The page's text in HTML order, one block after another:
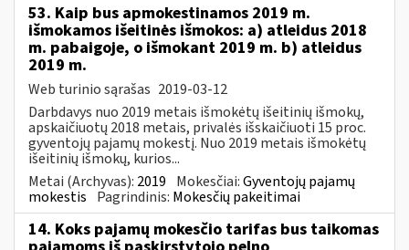
53. Kaip bus apmokestinamos 2019 m.
išmokamos išeitinės išmokos: a) atleidus 2018
m. pabaigoje, o išmokant 2019 m. b) atleidus
2019 m.
Web turinio sąrašas 2019-03-12
Darbdavys nuo 2019 metais išmokėtų išeitinių išmokų,
apskaičiuotų 2018 metais, privalės išskaičiuoti 15 proc.
gyventojų pajamų mokestį. Nuo 2019 metais išmokėtų
išeitinių išmokų, kurios...
Metai (Archyvas): 2019 Mokesčiai:Gyventojų pajamų
mokestis Pagrindinis: Mokesčių pakeitimai
14. Koks pajamų mokesčio tarifas bus taikomas